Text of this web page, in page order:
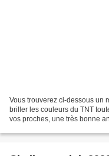
Vous trouverez ci-dessous un
briller les couleurs du TNT
vos proches, une très bonne